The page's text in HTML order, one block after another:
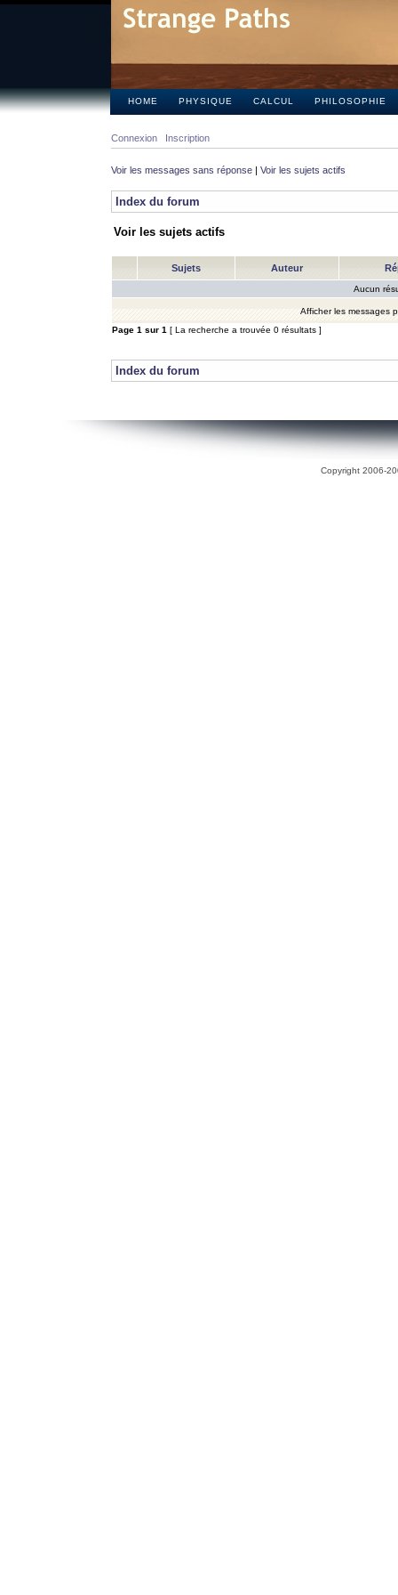
HOME PHYSIQUE CALCUL PHILOSOPHIE
Connexion Inscription
Voir les messages sans réponse | Voir les sujets actifs
Index du forum
Voir les sujets actifs
Sujets Auteur
Aucun
Afficher les messages
Page 1 sur 1 [ La recherche a trouvée 0 résultats ]
Index du forum
Copyright 2006-